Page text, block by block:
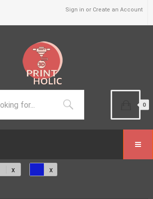
Sign in or Create an Account
0